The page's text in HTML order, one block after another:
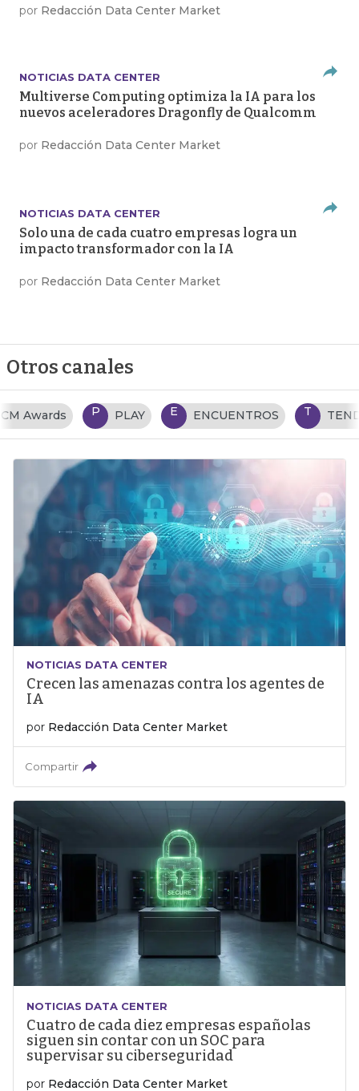
por Redacción Data Center Market
NOTICIAS DATA CENTER
Multiverse Computing optimiza la IA para los
nuevos aceleradores Dragonfly de Qualcomm
por Redacción Data Center Market
NOTICIAS DATA CENTER
Solo una de cada cuatro empresas logra un
impacto transformador con la IA
por Redacción Data Center Market
Otros canales
P PLAY E ENCUENTROS T TENDENCIAS TI
NOTICIAS DATA CENTER
Crecen las amenazas contra los agentes de
IA
por Redacción Data Center Market
Compartir
NOTICIAS DATA CENTER
Cuatro de cada diez empresas españolas
siguen sin contar con un SOC para
supervisar su ciberseguridad
por Redacción Data Center Market